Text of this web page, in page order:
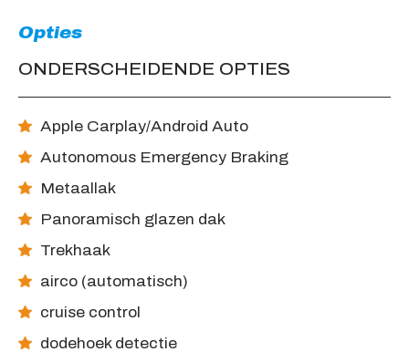
Opties
ONDERSCHEIDENDE OPTIES
Apple Carplay/Android Auto
Autonomous Emergency Braking
Metaallak
Panoramisch glazen dak
Trekhaak
airco (automatisch)
cruise control
dodehoek detectie